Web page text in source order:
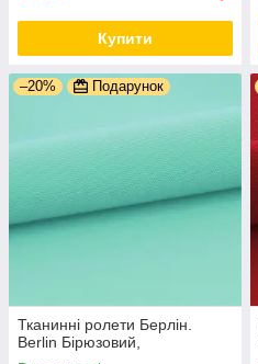
Купити
–20% Подарунок
Тканинні ролети Берлін.
Berlin Бірюзовий,